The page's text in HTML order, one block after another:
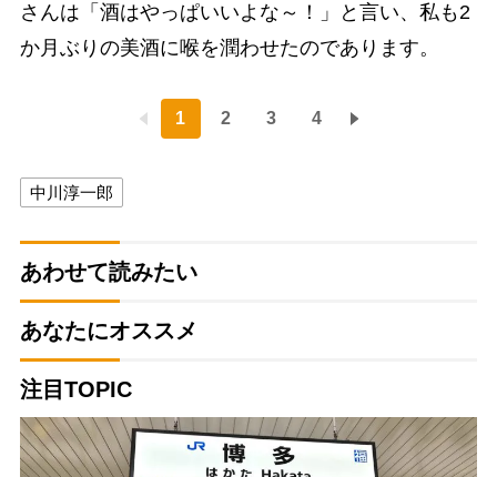
さんは「酒はやっぱいいよな～！」と言い、私も2
か月ぶりの美酒に喉を潤わせたのであります。
1 2 3 4
中川淳一郎
あわせて読みたい
あなたにオススメ
注目TOPIC